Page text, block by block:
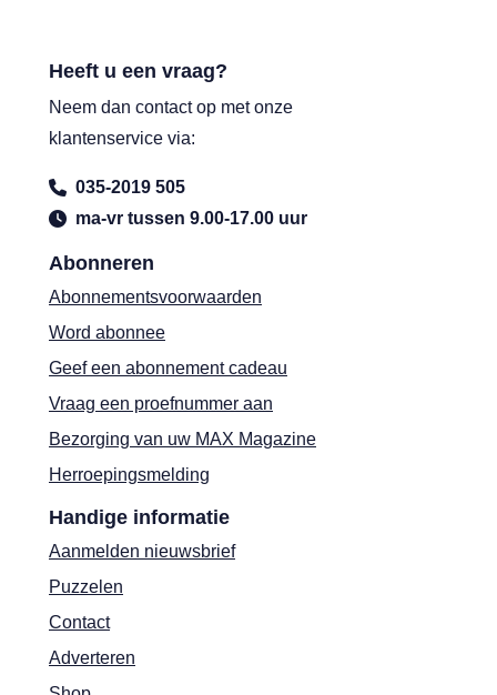
Abonneren
Abonnementsvoorwaarden
Word abonnee
Geef een abonnement cadeau
Vraag een proefnummer aan
Bezorging van uw MAX Magazine
Herroepingsmelding
Handige informatie
Aanmelden nieuwsbrief
Puzzelen
Contact
Adverteren
Heeft u een vraag?
Neem dan contact op met onze
klantenservice via:
035-2019 505
ma-vr tussen 9.00-17.00 uur